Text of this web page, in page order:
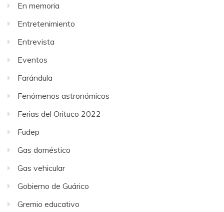
En memoria
Entretenimiento
Entrevista
Eventos
Farándula
Fenómenos astronómicos
Ferias del Orituco 2022
Fudep
Gas doméstico
Gas vehicular
Gobierno de Guárico
Gremio educativo